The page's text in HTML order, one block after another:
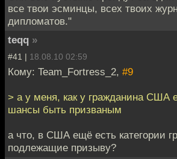
все твои эсминцы, всех твоих
дипломатов."
teqq »
#41 | 18.08.10 02:59
Кому: Team_Fortress_2, #9
> а у меня, как у гражданина США
шансы быть призваным
а что, в США ещё есть категории
подлежащие призыву?